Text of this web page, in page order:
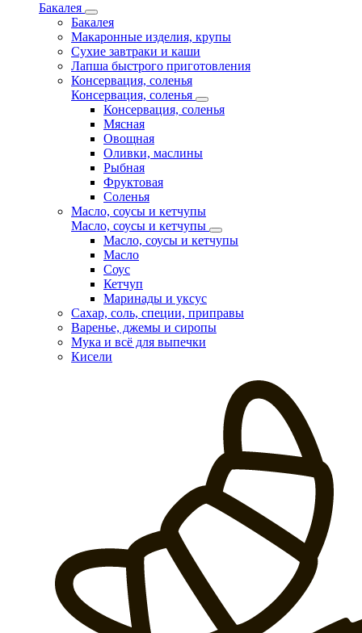
Бакалея
Бакалея
Макаронные изделия, крупы
Сухие завтраки и каши
Лапша быстрого приготовления
Консервация, соленья
Консервация, соленья
Консервация, соленья
Мясная
Овощная
Оливки, маслины
Рыбная
Фруктовая
Соленья
Масло, соусы и кетчупы
Масло, соусы и кетчупы
Масло, соусы и кетчупы
Масло
Соус
Кетчуп
Маринады и уксус
Сахар, соль, специи, приправы
Варенье, джемы и сиропы
Мука и всё для выпечки
Кисели